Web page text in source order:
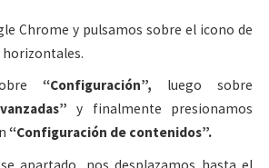
Chrome y pulsamos sobre el icono de
horizontales.
“Configuración”, luego sobre
y finalmente presionamos
“Configuración de contenidos”.
apartado, nos desplazamos hasta el